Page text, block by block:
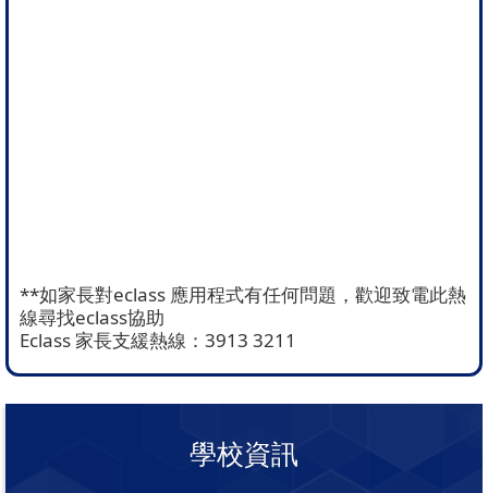
**如家長對eclass 應用程式有任何問題，歡迎致電此熱
線尋找eclass協助
Eclass 家長支緩熱線：3913 3211
學校資訊